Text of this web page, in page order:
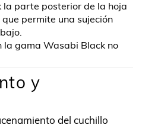
la parte posterior de la hoja
permite una sujeción
la gama Wasabi Black no
y
del cuchillo